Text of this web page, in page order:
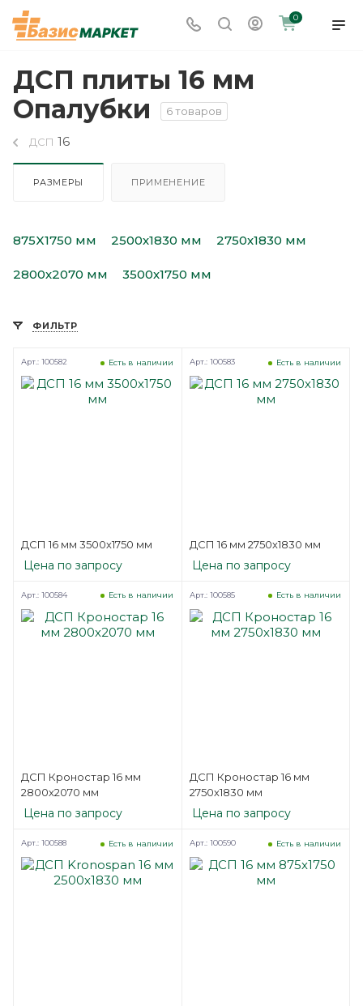
0
ДСП плиты 16 мм
Опалубки
6 товаров
ДСП 16
РАЗМЕРЫ ПРИМЕНЕНИЕ
875X1750 мм 2500х1830 мм 2750х1830 мм
2800х2070 мм 3500х1750 мм
ФИЛЬТР
ДСП 16 мм 3500х1750 мм
Есть в наличии
Арт.: 100582
Цена по запросу
ДСП 16 мм 2750х1830 мм
Есть в наличии
Арт.: 100583
Цена по запросу
ДСП Кроностар 16 мм
2800х2070 мм
Есть в наличии
Арт.: 100584
Цена по запросу
ДСП Кроностар 16 мм
2750х1830 мм
Есть в наличии
Арт.: 100585
Цена по запросу
Есть в наличии
Арт.: 100588 Есть в наличии
Арт.: 100590